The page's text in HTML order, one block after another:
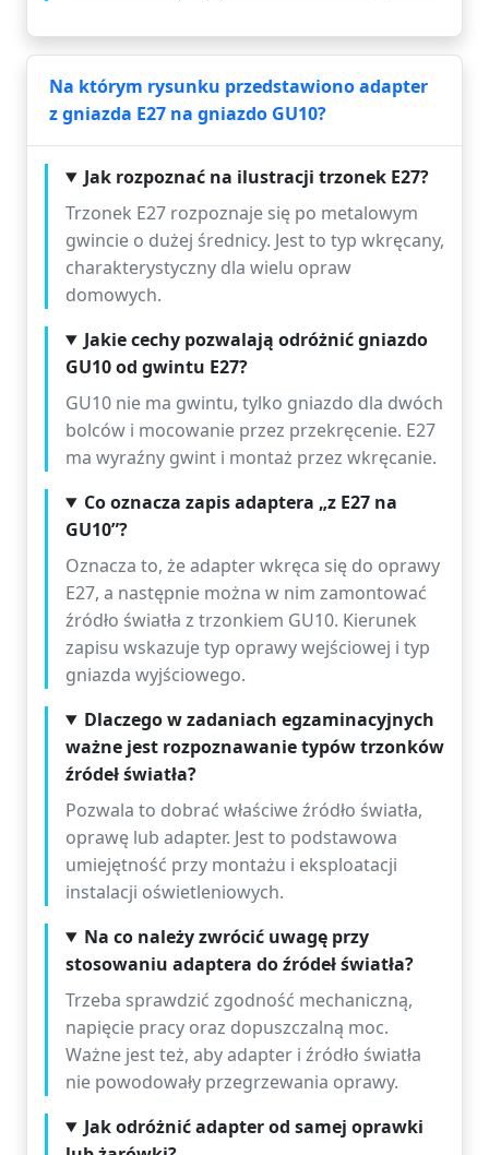
Na którym rysunku przedstawiono adapter
z gniazda E27 na gniazdo GU10?
Jak rozpoznać na ilustracji trzonek E27?
Trzonek E27 rozpoznaje się po metalowym
gwincie o dużej średnicy. Jest to typ wkręcany,
charakterystyczny dla wielu opraw
domowych.
Jakie cechy pozwalają odróżnić gniazdo
GU10 od gwintu E27?
GU10 nie ma gwintu, tylko gniazdo dla dwóch
bolców i mocowanie przez przekręcenie. E27
ma wyraźny gwint i montaż przez wkręcanie.
Co oznacza zapis adaptera „z E27 na
GU10”?
Oznacza to, że adapter wkręca się do oprawy
E27, a następnie można w nim zamontować
źródło światła z trzonkiem GU10. Kierunek
zapisu wskazuje typ oprawy wejściowej i typ
gniazda wyjściowego.
Dlaczego w zadaniach egzaminacyjnych
ważne jest rozpoznawanie typów trzonków
źródeł światła?
Pozwala to dobrać właściwe źródło światła,
oprawę lub adapter. Jest to podstawowa
umiejętność przy montażu i eksploatacji
instalacji oświetleniowych.
Na co należy zwrócić uwagę przy
stosowaniu adaptera do źródeł światła?
Trzeba sprawdzić zgodność mechaniczną,
napięcie pracy oraz dopuszczalną moc.
Ważne jest też, aby adapter i źródło światła
nie powodowały przegrzewania oprawy.
Jak odróżnić adapter od samej oprawki